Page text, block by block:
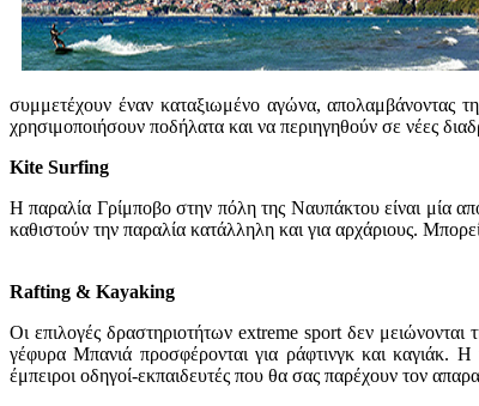
συμμετέχουν έναν καταξιωμένο αγώνα, απολαμβάνοντας
χρησιμοποιήσουν ποδήλατα και να περιηγηθούν σε νέες
Kite Surfing
Η παραλία Γρίμποβο στην πόλη της Ναυπάκτου είναι μία
καθιστούν την παραλία κατάλληλη και για αρχάριους.
Rafting & Kayaking
Οι επιλογές δραστηριοτήτων extreme sport δεν μειώνονται
γέφυρα Μπανιά προσφέρονται για ράφτινγκ και καγιάκ.
έμπειροι οδηγοί-εκπαιδευτές που θα σας παρέχουν τον